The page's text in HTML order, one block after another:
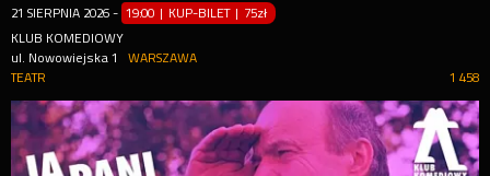
21 SIERPNIA 2026 - 19:00 | KUP-BILET | 75zł
KLUB KOMEDIOWY
ul. Nowowiejska 1
WARSZAWA
1 458
TEATR